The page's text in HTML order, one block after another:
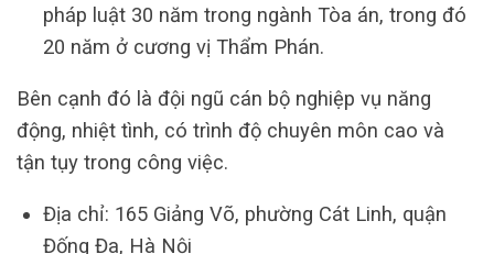
pháp luật 30 năm trong ngành Tòa án, trong đó
20 năm ở cương vị Thẩm Phán.
Bên cạnh đó là đội ngũ cán bộ nghiệp vụ năng
động, nhiệt tình, có trình độ chuyên môn cao và
tận tụy trong công việc.
Địa chỉ: 165 Giảng Võ, phường Cát Linh, quận
Đống Đa, Hà Nội